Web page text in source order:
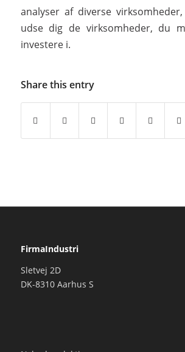
analyser af diverse
udse dig de virksomheder, du
investere i.
Share this entry
FirmaIndustri
Sletvej 2D
DK-8310 Aarhus S